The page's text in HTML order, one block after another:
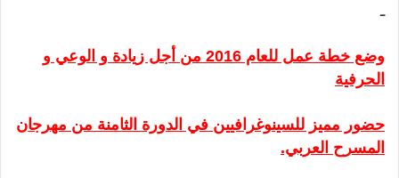
ـ
وضع خطة عمل للعام 2016 من أجل زيادة و الوعي و
الحرفية
حضور مميز للسينوغرافيين في الدورة الثامنة من مهرجان
المسرح العربي.